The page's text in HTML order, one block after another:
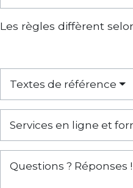
Les règles diffèrent
Textes de référence
Services en ligne et
Questions ? Réponses !